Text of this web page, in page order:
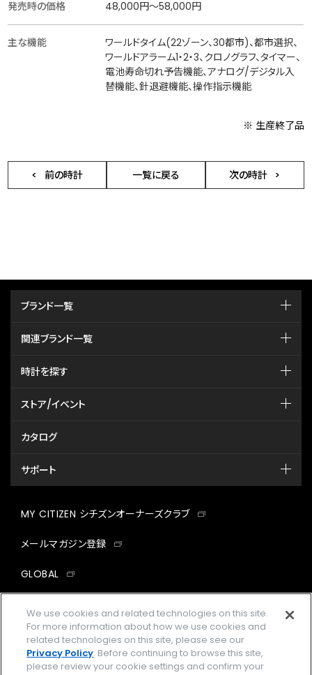
発売時の価格 48,000円〜58,000円
主な機能
ワールドタイム(22ゾーン、30都市)、都市選択、
ワールドアラーム1・2・3、クロノグラフ、タイマー、
電池寿命切れ予告機能、アナログ/デジタル入
替機能、針退避機能、操作指示機能
※ 生産終了品
前の時計 一覧に戻る 次の時計
ブランド一覧
関連ブランド一覧
時計を探す
ストア/イベント
カタログ
サポート
MY CITIZEN シチズンオーナーズクラブ
メールマガジン登録
GLOBAL
facebookinstagramtwitter
企業情報 ご利用規約
We use cookies and related technologies on this site.
For more information about how we use cookies and
related technologies on this site, please see our
Privacy Policy. Before continuing to browse this site,
please review your cookie settings and confirm your